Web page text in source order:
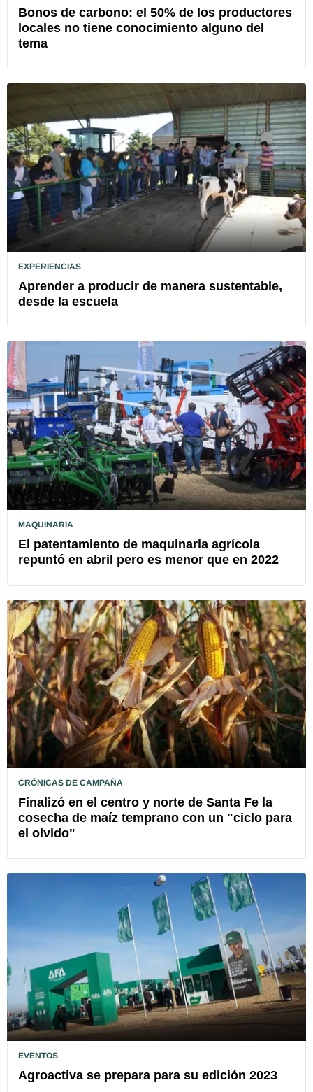
Bonos de carbono: el 50% de los productores
locales no tiene conocimiento alguno del
tema
EXPERIENCIAS
Aprender a producir de manera sustentable,
desde la escuela
MAQUINARIA
El patentamiento de maquinaria agrícola
repuntó en abril pero es menor que en 2022
CRÓNICAS DE CAMPAÑA
Finalizó en el centro y norte de Santa Fe la
cosecha de maíz temprano con un "ciclo para
el olvido"
EVENTOS
Agroactiva se prepara para su edición 2023